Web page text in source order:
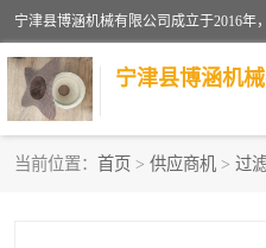
宁津县博涵机
当前位置： 首页 > 供应商机 > 过